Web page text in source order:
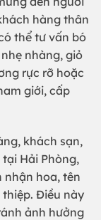
hàng thân
thể tư vấn bó
nhàng, giỏ
rực rỡ hoặc
giới, cấp
khách sạn,
Hải Phòng,
nhận hoa, tên
Điều này
ảnh hưởng